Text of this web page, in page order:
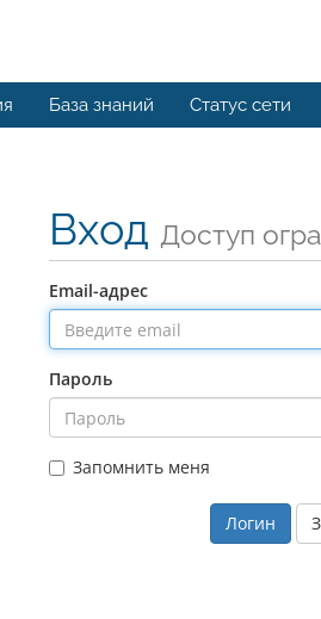
База знаний Статус сети
Вход Доступ
Email-адрес
Пароль
Запомнить меня